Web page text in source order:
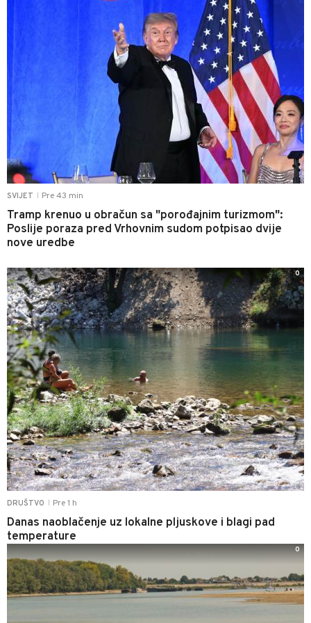
SVIJET Pre 43 min
Tramp krenuo u obračun sa "porođajnim turizmom":
Poslije poraza pred Vrhovnim sudom potpisao dvije
nove uredbe
DRUŠTVO Pre 1 h
Danas naoblačenje uz lokalne pljuskove i blagi pad
temperature
0
0